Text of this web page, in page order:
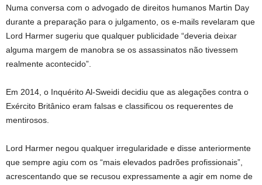
Numa conversa com o advogado de direitos humanos Martin Day
durante a preparação para o julgamento, os e-mails revelaram que
Lord Harmer sugeriu que qualquer publicidade “deveria deixar
alguma margem de manobra se os assassinatos não tivessem
realmente acontecido”.
Em 2014, o Inquérito Al-Sweidi decidiu que as alegações contra o
Exército Britânico eram falsas e classificou os requerentes de
mentirosos.
Lord Harmer negou qualquer irregularidade e disse anteriormente
que sempre agiu com os “mais elevados padrões profissionais”,
acrescentando que se recusou expressamente a agir em nome de